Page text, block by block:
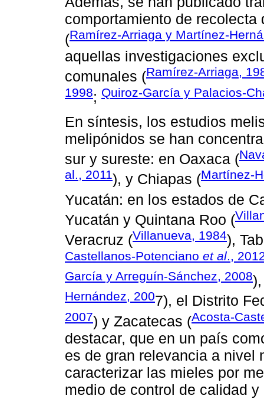
comportamiento de recolecta
(Ramírez-Arriaga y Martínez-
aquellas investigaciones
comunales (Ramírez-Arriaga,
1998; Quiroz-García y Palacios-
En síntesis, los estudios
melipónidos se han
sur y sureste: en Oaxaca (
al., 2011), y Chiapas (Martínez-
Yucatán: en los estados de
Yucatán y Quintana Roo (
Veracruz (Villanueva, 1984),
Castellanos-Potenciano et al.,
García y Arreguín-Sánchez, 2008
Hernández, 2007), el Distrito
2007) y Zacatecas (Acosta-
destacar, que en un país
es de gran relevancia a nivel
caracterizar las mieles por
medio de control de calidad